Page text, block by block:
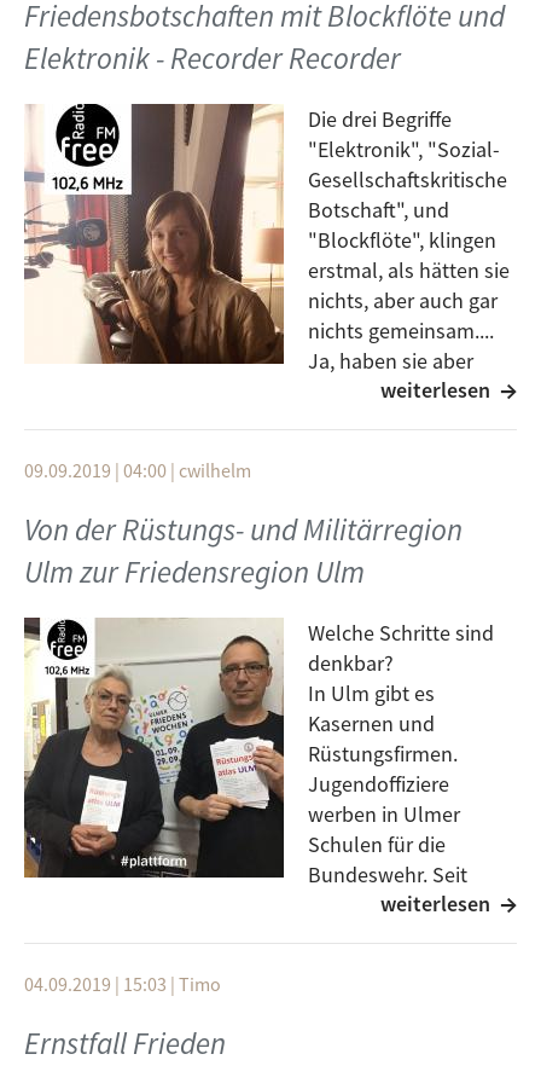
Moderator: Friedrich Hog
Linkliste:
friedenswochen-ulm.de
akademie-bergstrasse.de/lexikon/henrik-paulitz
Friedensbotschaften mit Blockflöte und
Elektronik - Recorder Recorder
Die drei Begriffe
"Elektronik", "Sozial-
Gesellschaftskritische
Botschaft", und
"Blockflöte", klingen
erstmal, als hätten sie
nichts, aber auch gar
nichts gemeinsam....
Ja, haben sie aber
doch, und zwar das
zusammengebracht wird?
Das könnt ihr auf zwei Arten herausfinden, einmal am
Samstag, ab 21 im Gelis 44 bei "Peace Pieces" oder -
etwas schneller - schon jetzt im Podcast,
wenn Elisabeth Haselberger, vom Musik-Performer-
Duo "Recorder Recorder" uns Rede und Antwort
steht.
weiterlesen
09.09.2019 | 04:00 | cwilhelm
Von der Rüstungs- und Militärregion
Ulm zur Friedensregion Ulm
Welche Schritte sind
denkbar?
In Ulm gibt es
Kasernen und
Rüstungsfirmen.
Jugendoffiziere
werben in Ulmer
Schulen für die
Bundeswehr. Seit
Kurzem werden NATO-
Bundesfestung und Kriegerdenkmäler zeugen von der
militärischen Tradition der Stadt Ulm.
Wie könnte aus der traditionellen Rüstungs- und
weiterlesen
04.09.2019 | 15:03 | Timo
Ernstfall Frieden